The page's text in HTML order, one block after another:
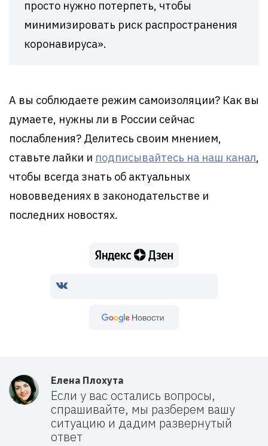
просто нужно потерпеть, чтобы
минимизировать риск распространения
коронавируса».
А вы соблюдаете режим самоизоляции? Как вы
думаете, нужны ли в России сейчас
послабления? Делитесь своим мнением,
ставьте лайки и подписывайтесь на наш канал,
чтобы всегда знать об актуальных
нововведениях в законодательстве и
последних новостях.
Елена Плохута
Если у вас остались вопросы,
спрашивайте, мы разберем вашу
ситуацию и дадим развернутый
ответ